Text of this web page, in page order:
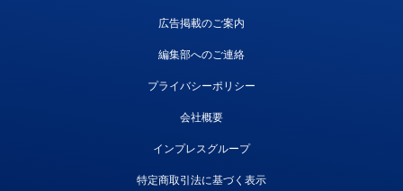
広告掲載のご案内
編集部へのご連絡
プライバシーポリシー
会社概要
インプレスグループ
特定商取引法に基づく表示